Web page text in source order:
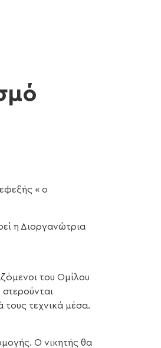
« ο
η Διοργανώτρια
του Ομίλου
τεχνικά μέσα.
Ο νικητής θα